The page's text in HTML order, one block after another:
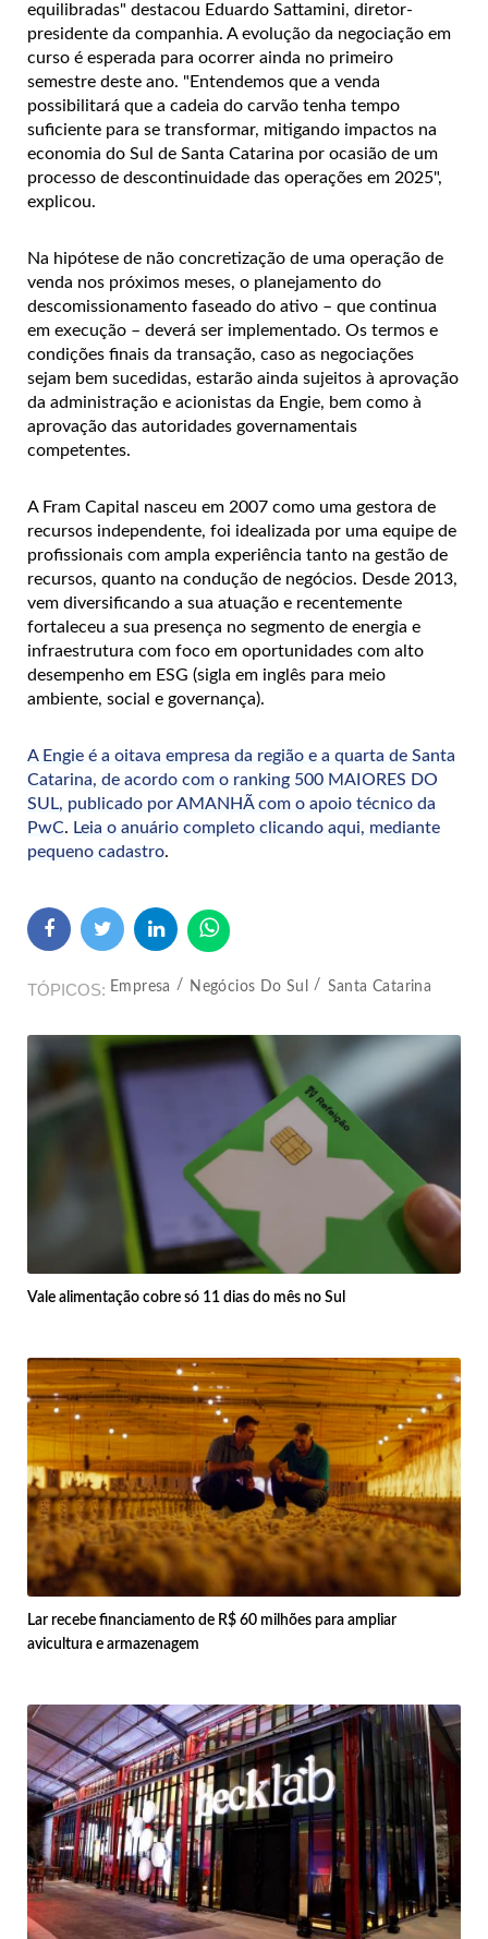
equilibradas" destacou Eduardo Sattamini, diretor-
presidente da companhia. A evolução da negociação em
curso é esperada para ocorrer ainda no primeiro
semestre deste ano. "Entendemos que a venda
possibilitará que a cadeia do carvão tenha tempo
suficiente para se transformar, mitigando impactos na
economia do Sul de Santa Catarina por ocasião de um
processo de descontinuidade das operações em 2025",
explicou.
Na hipótese de não concretização de uma operação de
venda nos próximos meses, o planejamento do
descomissionamento faseado do ativo – que continua
em execução – deverá ser implementado. Os termos e
condições finais da transação, caso as negociações
sejam bem sucedidas, estarão ainda sujeitos à aprovação
da administração e acionistas da Engie, bem como à
aprovação das autoridades governamentais
competentes.
A Fram Capital nasceu em 2007 como uma gestora de
recursos independente, foi idealizada por uma equipe de
profissionais com ampla experiência tanto na gestão de
recursos, quanto na condução de negócios. Desde 2013,
vem diversificando a sua atuação e recentemente
fortaleceu a sua presença no segmento de energia e
infraestrutura com foco em oportunidades com alto
desempenho em ESG (sigla em inglês para meio
ambiente, social e governança).
A Engie é a oitava empresa da região e a quarta de Santa
Catarina, de acordo com o ranking 500 MAIORES DO
SUL, publicado por AMANHÃ com o apoio técnico da
PwC. Leia o anuário completo clicando aqui, mediante
pequeno cadastro.
TÓPICOS Empresa Negócios Do Sul Santa Catarina
Vale alimentação cobre só 11 dias do mês no Sul
Lar recebe financiamento de R$ 60 milhões para ampliar
avicultura e armazenagem